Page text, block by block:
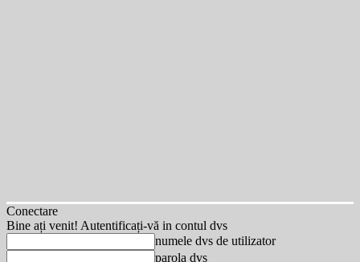
Conectare
Bine ați venit! Autentificați-vă in contul dvs
numele dvs de utilizator
parola dvs